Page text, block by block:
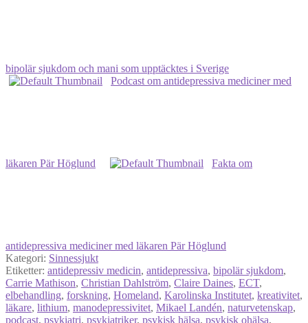
bipolär sjukdom och mani som upptäcktes i Sverige
Podcast om antidepressiva mediciner med
läkaren Pär Höglund Fakta om
antidepressiva mediciner med läkaren Pär Höglund
Kategori: Sinnessjukt
Etiketter: antidepressiv medicin, antidepressiva, bipolär sjukdom,
Carrie Mathison, Christian Dahlström, Claire Daines, ECT,
elbehandling, forskning, Homeland, Karolinska Institutet, kreativitet,
läkare, lithium, manodepressivitet, Mikael Landén, naturvetenskap,
podcast, psykiatri, psykiatriker, psykisk hälsa, psykisk ohälsa,